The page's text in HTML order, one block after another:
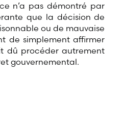
n’a pas démontré par
que la décision de
ou de mauvaise
de simplement affirmer
dû procéder autrement
gouvernemental.